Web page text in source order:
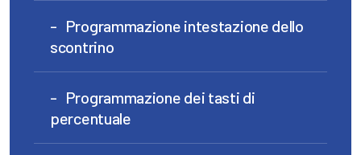
Programmazione intestazione dello
scontrino
Programmazione dei tasti di
percentuale